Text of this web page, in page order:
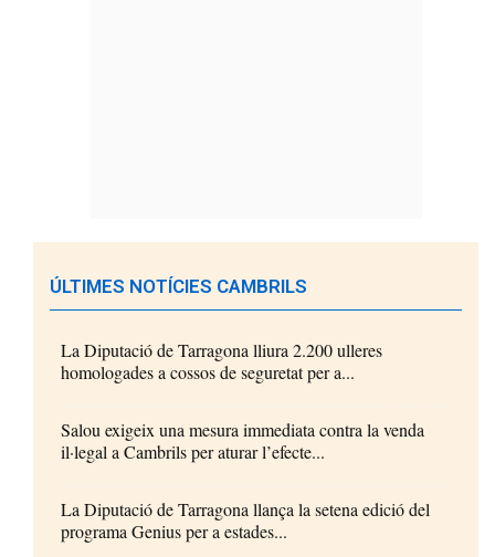
ÚLTIMES NOTÍCIES CAMBRILS
La Diputació de Tarragona lliura 2.200 ulleres
homologades a cossos de seguretat per a...
Salou exigeix una mesura immediata contra la venda
il·legal a Cambrils per aturar l’efecte...
La Diputació de Tarragona llança la setena edició del
programa Genius per a estades...